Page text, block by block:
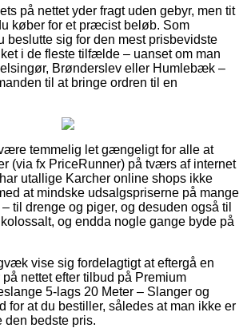
på nettet yder fragt uden gebyr, men tit
køber for et præcist beløb. Som
beslutte sig for den mest prisbevidste
i de fleste tilfælde – uanset om man
Brønderslev eller Humlebæk –
til at bringe ordren til en
temmelig let gængeligt for alle at
(via fx PriceRunner) på tværs af internet
utallige Karcher online shops ikke
at mindske udsalgspriserne på mange
til drenge og piger, og desuden også til
og endda nogle gange byde på
vise sig fordelagtigt at eftergå en
nettet efter tilbud på Premium
5-lags 20 Meter – Slanger og
for at du bestiller, således at man ikke er
den bedste pris.